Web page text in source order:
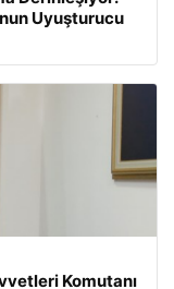
Uyuşturucu
Komutanı